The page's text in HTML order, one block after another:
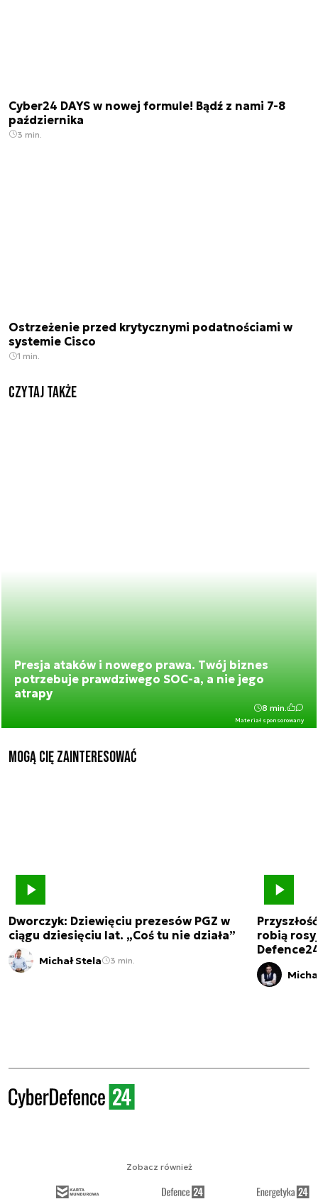
Cyber24 DAYS w nowej formule! Bądź z nami 7-8
października
3 min.
Ostrzeżenie przed krytycznymi podatnościami w
systemie Cisco
1 min.
Czytaj także
Presja ataków i nowego prawa. Twój biznes
potrzebuje prawdziwego SOC-a, a nie jego
atrapy
Materiał sponsorowany
8 min.
Mogą Cię zainteresować
Dworczyk: Dziewięciu prezesów PGZ w
ciągu dziesięciu lat. „Coś tu nie działa”
Michał Stela 3 min.
robią
Zobacz również